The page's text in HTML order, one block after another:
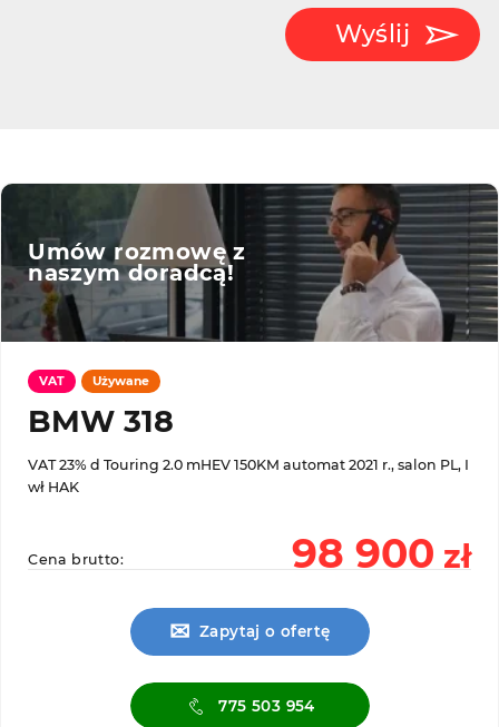
Wyślij
Umów rozmowę z
naszym doradcą!
VAT Używane
BMW 318
VAT 23% d Touring 2.0 mHEV 150KM automat 2021 r., salon PL, I
wł HAK
Cena brutto: 98 900 zł
✉ Zapytaj o ofertę
775 503 954